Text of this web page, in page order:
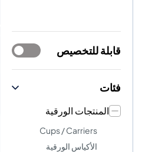
قابلة للتخصيص
فئات
المنتجات الورقية
Cups / Carriers
الأكياس الورقية